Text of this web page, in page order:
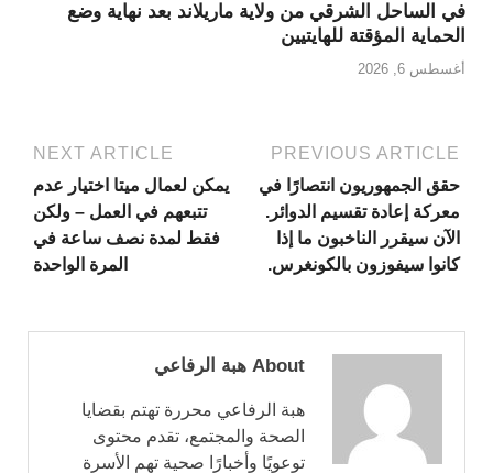
في الساحل الشرقي من ولاية ماريلاند بعد نهاية وضع
الحماية المؤقتة للهايتيين
أغسطس 6, 2026
PREVIOUS ARTICLE
حقق الجمهوريون انتصارًا في
معركة إعادة تقسيم الدوائر.
الآن سيقرر الناخبون ما إذا
كانوا سيفوزون بالكونغرس.
NEXT ARTICLE
يمكن لعمال ميتا اختيار عدم
تتبعهم في العمل – ولكن
فقط لمدة نصف ساعة في
المرة الواحدة
About هبة الرفاعي
هبة الرفاعي محررة تهتم بقضايا
الصحة والمجتمع، تقدم محتوى
توعويًا وأخبارًا صحية تهم الأسرة